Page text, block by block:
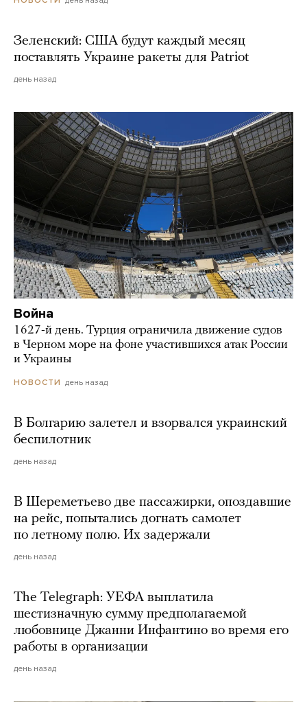
Зеленский: США будут каждый месяц
поставлять Украине ракеты для Patriot
день назад
Война
1627-й день. Турция ограничила движение судов
в Черном море на фоне участившихся атак России
и Украины
НОВОСТИ день назад
В Болгарию залетел и взорвался украинский
беспилотник
день назад
В Шереметьево две пассажирки, опоздавшие
на рейс, попытались догнать самолет
по летному полю. Их задержали
день назад
The Telegraph: УЕФА выплатила
шестизначную сумму предполагаемой
любовнице Джанни Инфантино во время его
работы в организации
день назад